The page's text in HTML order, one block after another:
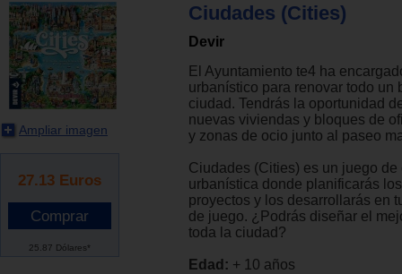
Ampliar imagen
27.13 Euros
25.87 Dólares*
Ciudades (Cities)
Devir
El Ayuntamiento te4 ha
urbanístico para renovar todo un
ciudad. Tendrás la oportunidad
nuevas viviendas y bloques de
y zonas de ocio junto al paseo
Ciudades (Cities) es un juego de
urbanística donde planificarás
proyectos y los desarrollarás en
de juego. ¿Podrás diseñar el
toda la ciudad?
Edad: + 10 años